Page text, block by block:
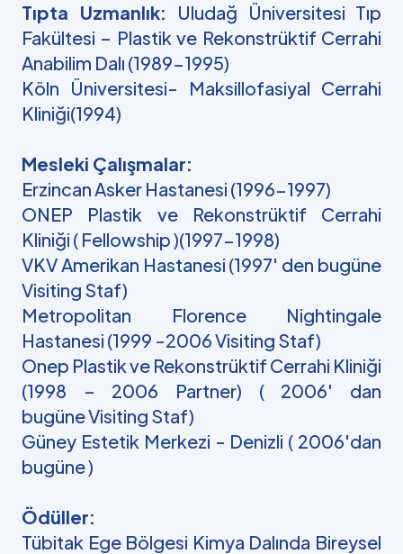
Tıpta Uzmanlık: Uludağ Üniversitesi Tıp
Fakültesi – Plastik ve Rekonstrüktif Cerrahi
Anabilim Dalı (1989-1995)
Köln Üniversitesi- Maksillofasiyal Cerrahi
Kliniği(1994)
Mesleki Çalışmalar:
Erzincan Asker Hastanesi (1996-1997)
ONEP Plastik ve Rekonstrüktif Cerrahi
Kliniği ( Fellowship )(1997-1998)
VKV Amerikan Hastanesi (1997′ den bugüne
Visiting Staf)
Metropolitan Florence Nightingale
Hastanesi (1999 -2006 Visiting Staf)
Onep Plastik ve Rekonstrüktif Cerrahi Kliniği
(1998 – 2006 Partner) ( 2006' dan
bugüne Visiting Staf)
Güney Estetik Merkezi - Denizli ( 2006'dan
bugüne )
Ödüller:
Tübitak Ege Bölgesi Kimya Dalında Bireysel